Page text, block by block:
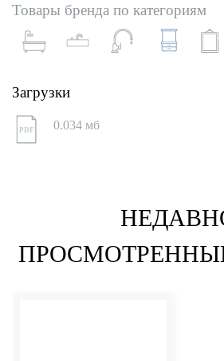
Товары бренда по категориям
Загрузки
PDF 0.034 мб